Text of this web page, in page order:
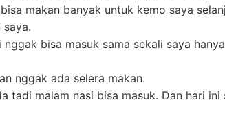
makan banyak untuk kemo saya
nggak bisa masuk sama sekali saya
nggak ada selera makan.
tadi malam nasi bisa masuk. Dan hari ini